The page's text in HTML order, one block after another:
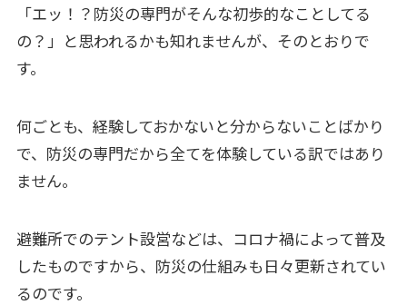
「エッ！？防災の専門がそんな初歩的なことしてる
の？」と思われるかも知れませんが、そのとおりで
す。
何ごとも、経験しておかないと分からないことばかり
で、防災の専門だから全てを体験している訳ではあり
ません。
避難所でのテント設営などは、コロナ禍によって普及
したものですから、防災の仕組みも日々更新されてい
るのです。